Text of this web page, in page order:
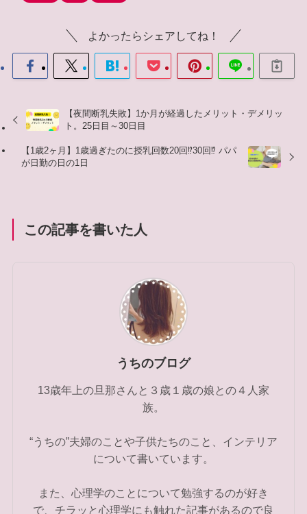
よかったらシェアしてね！
【夜間断乳失敗】1か月が経過したメリット・デメリッ
ト。25日目～30日目
【1歳2ヶ月】1歳過ぎたのに授乳回数20回⁉︎30回⁉︎ パパ
が日勤の日の1日
この記事を書いた人
うちのブログ
13歳年上の旦那さんと３歳１歳の娘との４人家
族。
“うちの”夫婦のことや子供たちのこと、インテリア
について書いています。
また、心理学のことについて勉強するのが好き
で、チラッと心理学にも触れた記事があるので良